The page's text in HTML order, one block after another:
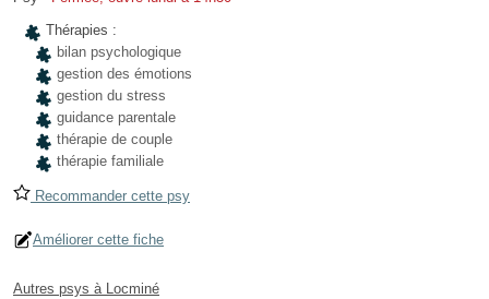
Thérapies :
bilan psychologique
gestion des émotions
gestion du stress
guidance parentale
thérapie de couple
thérapie familiale
Recommander cette psy
Améliorer cette fiche
Autres psys à Locminé